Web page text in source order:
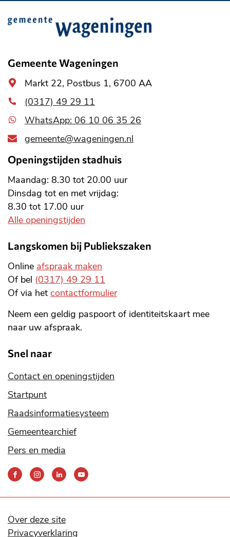
Belangrijke
informatie
Gemeente Wageningen
Algemeen
adres
Markt 22, Postbus 1, 6700 AA
(0317) 49 29 11
WhatsApp: 06 10 06 35 26
gemeente@wageningen.nl
Openingstijden stadhuis
Maandag: 8.30 tot 20.00 uur
Dinsdag tot en met vrijdag:
8.30 tot 17.00 uur
Alle openingstijden
Langskomen bij Publiekszaken
Online afspraak maken
Of bel (0317) 49 29 11
Of via het contactformulier
Neem een geldig paspoort of identiteitskaart mee
naar uw afspraak.
Snel naar
Contact en openingstijden
Startpunt
Raadsinformatiesysteem
Gemeentearchief
Pers en media
Bereik
ons
social
media
Over deze site
Privacyverklaring